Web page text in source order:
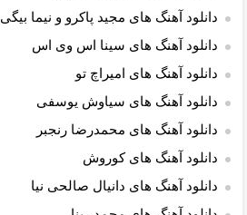
دانلود آهنگ های مجید پاکرو و نیما بیگی
دانلود آهنگ های سینا اس وی اس
دانلود آهنگ های امیراچ تو
دانلود آهنگ های سیاوش یوسفی
دانلود آهنگ های محمدرضا رنجبر
دانلود آهنگ های کوروش
دانلود آهنگ های دانیال صالحی نیا